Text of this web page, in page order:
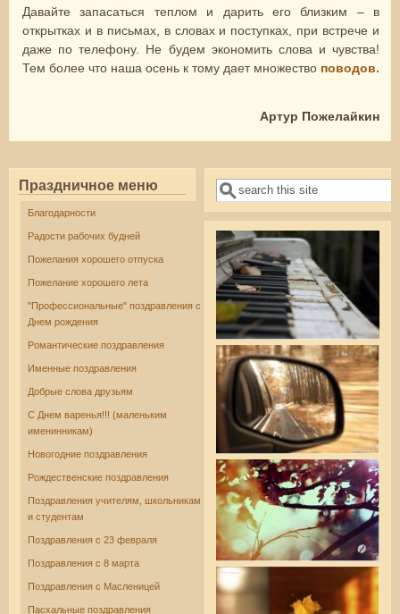
Давайте запасаться теплом и дарить его близким – в
открытках и в письмах, в словах и поступках, при встрече и
даже по телефону. Не будем экономить слова и чувства!
Тем более что наша осень к тому дает множество поводов.
Артур Пожелайкин
Праздничное меню
Благодарности
Радости рабочих будней
Пожелания хорошего отпуска
Пожелание хорошего лета
"Профессиональные" поздравления с
Днем рождения
Романтические поздравления
Именные поздравления
Добрые слова друзьям
С Днем варенья!!! (маленьким
именинникам)
Новогодние поздравления
Рождественские поздравления
Поздравления учителям, школьникам
и студентам
Поздравления с 23 февраля
Поздравления с 8 марта
Поздравления с Масленицей
Пасхальные поздравления
Форма поиска
Поиск